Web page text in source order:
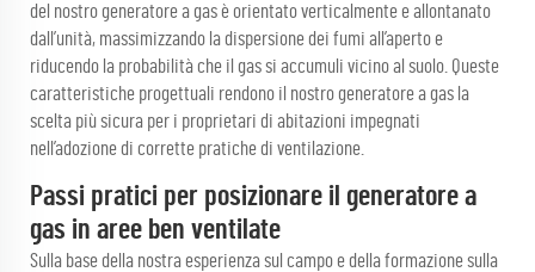
del nostro generatore a gas è orientato verticalmente e allontanato
dall’unità, massimizzando la dispersione dei fumi all’aperto e
riducendo la probabilità che il gas si accumuli vicino al suolo. Queste
caratteristiche progettuali rendono il nostro generatore a gas la
scelta più sicura per i proprietari di abitazioni impegnati
nell’adozione di corrette pratiche di ventilazione.
Passi pratici per posizionare il generatore a
gas in aree ben ventilate
Sulla base della nostra esperienza sul campo e della formazione sulla